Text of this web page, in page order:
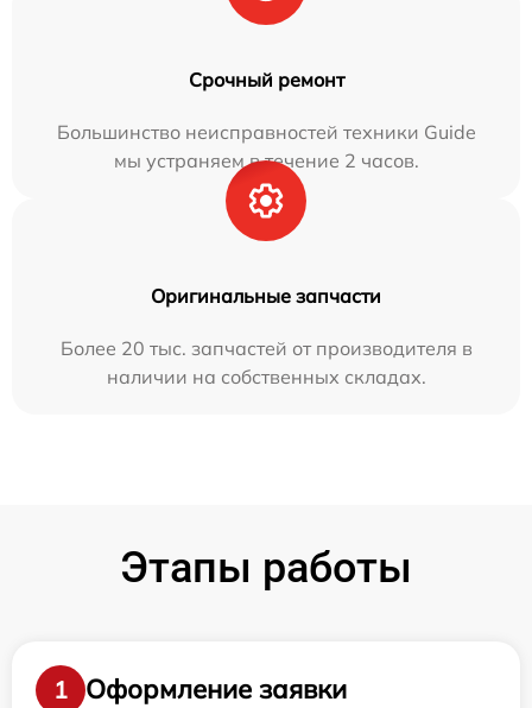
Срочный ремонт
Большинство неисправностей техники Guide
мы устраняем в течение 2 часов.
Оригинальные запчасти
Более 20 тыс. запчастей от производителя в
наличии на собственных складах.
Этапы работы
1
Оформление заявки